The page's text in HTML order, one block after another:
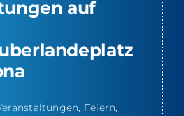
auf
Feiern,